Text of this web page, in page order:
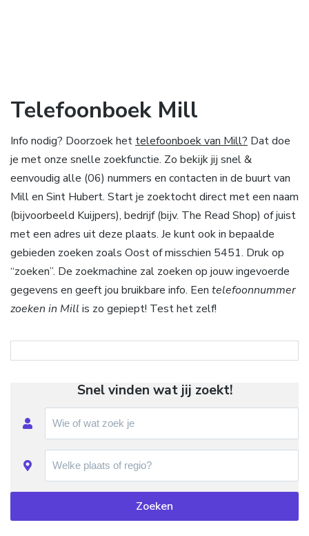
Telefoonboek Mill
Info nodig? Doorzoek het telefoonboek van Mill? Dat doe
je met onze snelle zoekfunctie. Zo bekijk jij snel &
eenvoudig alle (06) nummers en contacten in de buurt van
Mill en Sint Hubert. Start je zoektocht direct met een naam
(bijvoorbeeld Kuijpers), bedrijf (bijv. The Read Shop) of juist
met een adres uit deze plaats. Je kunt ook in bepaalde
gebieden zoeken zoals Oost of misschien 5451. Druk op
“zoeken”. De zoekmachine zal zoeken op jouw ingevoerde
gegevens en geeft jou bruikbare info. Een telefoonnummer
zoeken in Mill is zo gepiept! Test het zelf!
Snel vinden wat jij zoekt!